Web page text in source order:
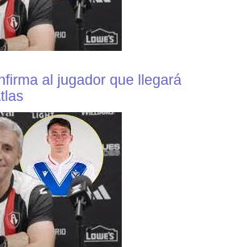
al jugador que llegará